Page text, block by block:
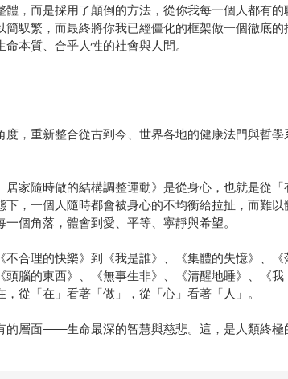
，而是採用了顛倒的方法，從你我每一個人都有的
馭繁，而最終將你我已經僵化的框架做一個徹底
本質、合乎人性的社會與人間。
，重新整合從古到今、世界各地的健康法門與哲
家隨時做的結構調整運動》是從身心，也就是從
，一個人隨時都會被身心的不均衡給拉扯，而難
個角落，體會到愛、平等、寧靜與希望。
合理的快樂》到《我是誰》、《集體的失憶》、
腦的東西》、《無事生非》、《清醒地睡》、《
從「在」看著「做」，從「心」看著「人」。
層面——生命最深的智慧與慈悲。這，是人類終極